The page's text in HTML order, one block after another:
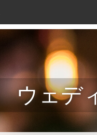
ウェデ